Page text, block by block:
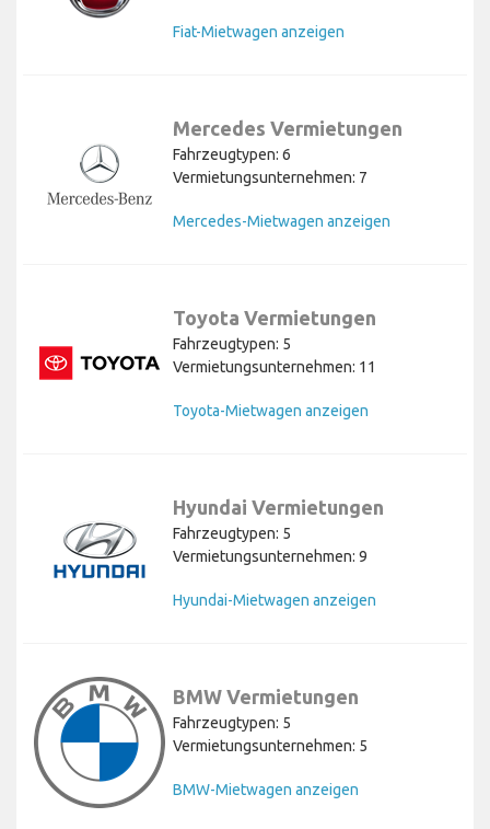
Fiat-Mietwagen anzeigen
Mercedes Vermietungen
Fahrzeugtypen: 6
Vermietungsunternehmen: 7
Mercedes-Mietwagen anzeigen
Toyota Vermietungen
Fahrzeugtypen: 5
Vermietungsunternehmen: 11
Toyota-Mietwagen anzeigen
Hyundai Vermietungen
Fahrzeugtypen: 5
Vermietungsunternehmen: 9
Hyundai-Mietwagen anzeigen
BMW Vermietungen
Fahrzeugtypen: 5
Vermietungsunternehmen: 5
BMW-Mietwagen anzeigen